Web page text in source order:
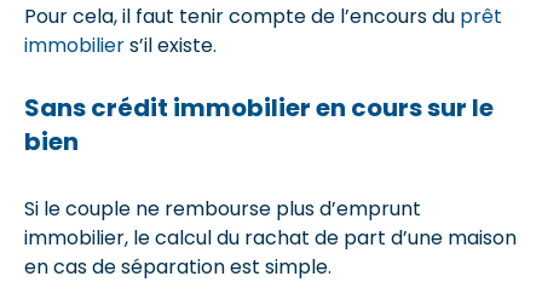
Pour cela, il faut tenir compte de l’encours du prêt
immobiliers’il existe.
Sans crédit immobilier en cours sur le
bien
Si le couple ne rembourse plus d’emprunt
immobilier, le calcul du rachat de part d’une maison
en cas de séparation est simple.